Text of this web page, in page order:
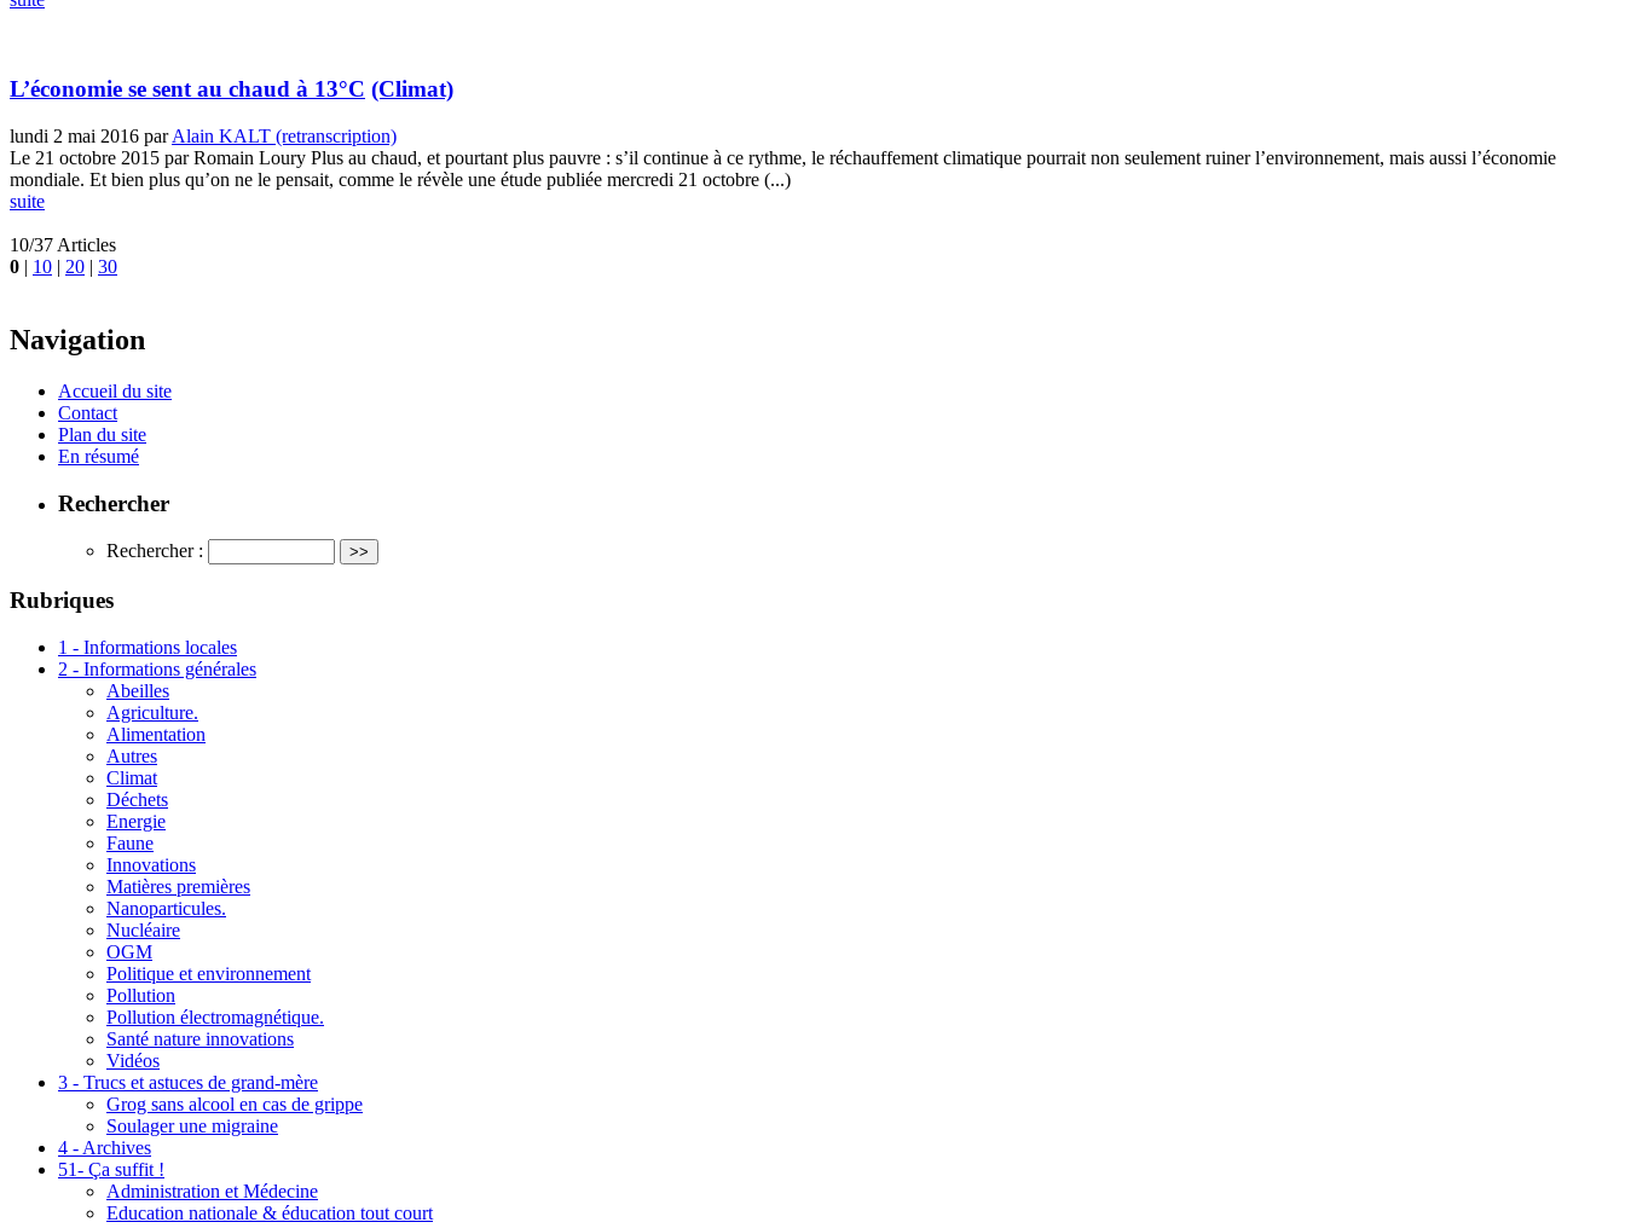
L’économie se sent au chaud à 13°C (Climat)
lundi 2 mai 2016 parAlain KALT (retranscription)
Le 21 octobre 2015 par Romain Loury Plus au chaud, et pourtant plus pauvre : s’il continue à ce rythme, le réchauffement climatique pourrait non seulement ruiner l’environnement, mais aussi l’économie
mondiale. Et bien plus qu’on ne le pensait, comme le révèle une étude publiée mercredi 21 octobre (...)
suite
10/37 Articles
0 | 10 | 20 | 30
Navigation
Accueil du site
Contact
Plan du site
En résumé
Rechercher
Rechercher :
Rubriques
1 - Informations locales
2 - Informations générales
Abeilles
Agriculture.
Alimentation
Autres
Climat
Déchets
Energie
Faune
Innovations
Matières premières
Nanoparticules.
Nucléaire
OGM
Politique et environnement
Pollution
Pollution électromagnétique.
Santé nature innovations
Vidéos
3 - Trucs et astuces de grand-mère
Grog sans alcool en cas de grippe
Soulager une migraine
4 - Archives
51- Ça suffit !
Administration et Médecine
Education nationale & éducation tout court